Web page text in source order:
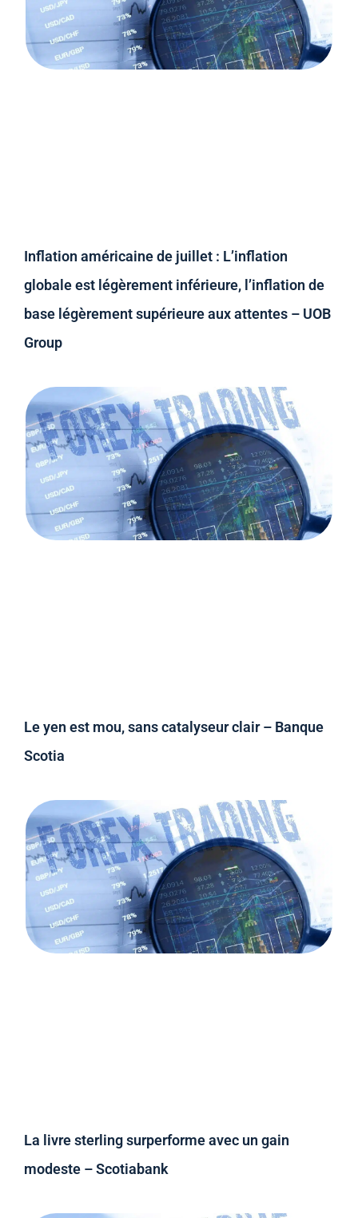
Inflation américaine de juillet : L’inflation
globale est légèrement inférieure, l’inflation de
base légèrement supérieure aux attentes – UOB
Group
Le yen est mou, sans catalyseur clair – Banque
Scotia
La livre sterling surperforme avec un gain
modeste – Scotiabank